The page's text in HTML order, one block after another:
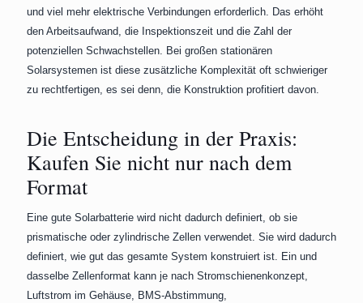
und viel mehr elektrische Verbindungen erforderlich. Das erhöht
den Arbeitsaufwand, die Inspektionszeit und die Zahl der
potenziellen Schwachstellen. Bei großen stationären
Solarsystemen ist diese zusätzliche Komplexität oft schwieriger
zu rechtfertigen, es sei denn, die Konstruktion profitiert davon.
Die Entscheidung in der Praxis:
Kaufen Sie nicht nur nach dem
Format
Eine gute Solarbatterie wird nicht dadurch definiert, ob sie
prismatische oder zylindrische Zellen verwendet. Sie wird dadurch
definiert, wie gut das gesamte System konstruiert ist. Ein und
dasselbe Zellenformat kann je nach Stromschienenkonzept,
Luftstrom im Gehäuse, BMS-Abstimmung,